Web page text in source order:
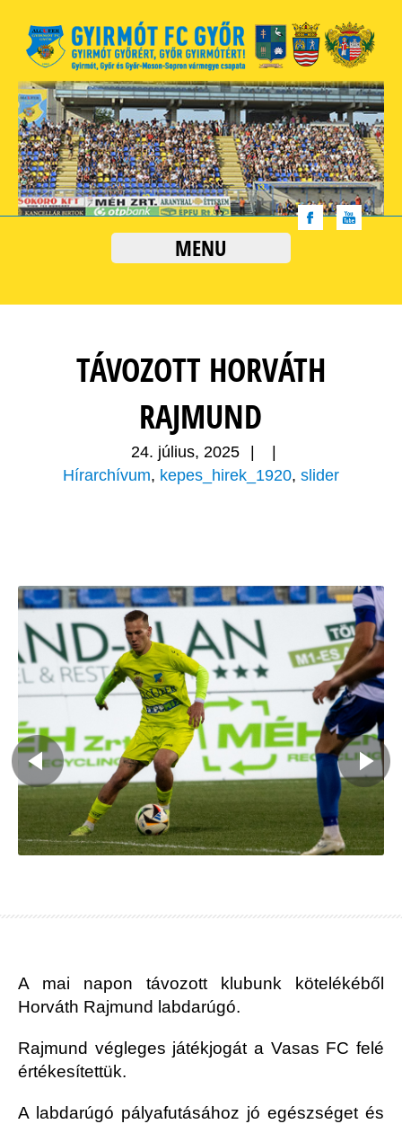
MENU
TÁVOZOTT HORVÁTH
RAJMUND
24. július, 2025
Hírarchívum, kepes_hirek_1920, slider
A mai napon távozott klubunk kötelékéből
Horváth Rajmund labdarúgó.
Rajmund végleges játékjogát a Vasas FC felé
értékesítettük.
A labdarúgó pályafutásához jó egészséget és